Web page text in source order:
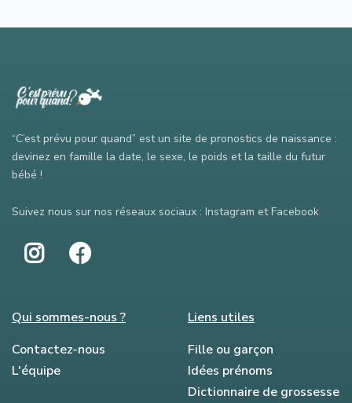
“C’est prévu pour quand” est un site de pronostics de naissance :
devinez en famille la date, le sexe, le poids et la taille du futur
bébé !
Suivez nous sur nos réseaux sociaux : Instagram et Facebook
Qui sommes-nous ?
Contactez-nous
L'équipe
Liens utiles
Fille ou garçon
Idées prénoms
Dictionnaire de grossesse